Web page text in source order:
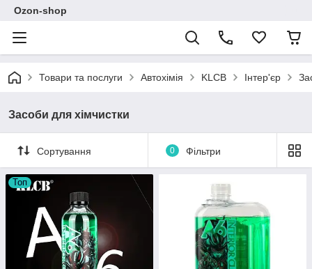
Ozon-shop
Товари та послуги Автохімія KLCB Інтер'єр
Засоби для хімчистки
Сортування 0 Фільтри
Топ